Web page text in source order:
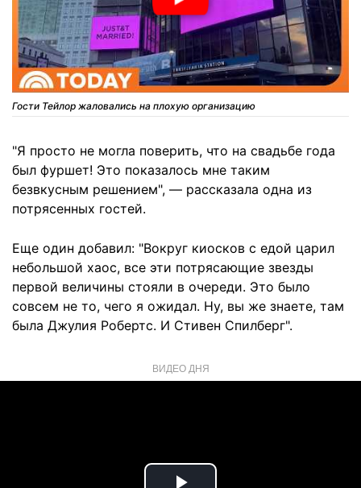
Гости Тейлор жаловались на плохую организацию
"Я просто не могла поверить, что на свадьбе года
был фуршет! Это показалось мне таким
безвкусным решением", — рассказала одна из
потрясенных гостей.
Еще один добавил: "Вокруг киосков с едой царил
небольшой хаос, все эти потрясающие звезды
первой величины стояли в очереди. Это было
совсем не то, чего я ожидал. Ну, вы же знаете, там
была Джулия Робертс. И Стивен Спилберг".
ВИДЕО ДНЯ